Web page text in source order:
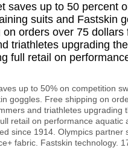
saves up to 50 percent
suits and Fastskin
on orders over 75 dollars
triathletes upgrading
full retail on
up to 50% on competition
goggles. Free shipping on
and triathletes upgrading
retail on performance aquatic
since 1914. Olympics partner
fabric. Fastskin technology.